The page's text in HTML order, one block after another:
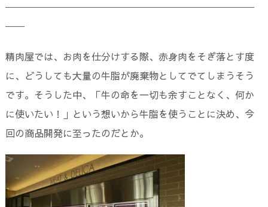
――――――――――――――――――――――――――
――
精肉屋では、お肉を仕分けする際、赤身肉をそぎ落とす度
に、どうしても大量の牛脂が廃棄物としてでてしまうそう
です。そうした中、「牛の命を一切も余すことなく、何か
に使いたい！」という想いから牛脂を使うことに決め、今
回の商品開発に至ったのだとか。